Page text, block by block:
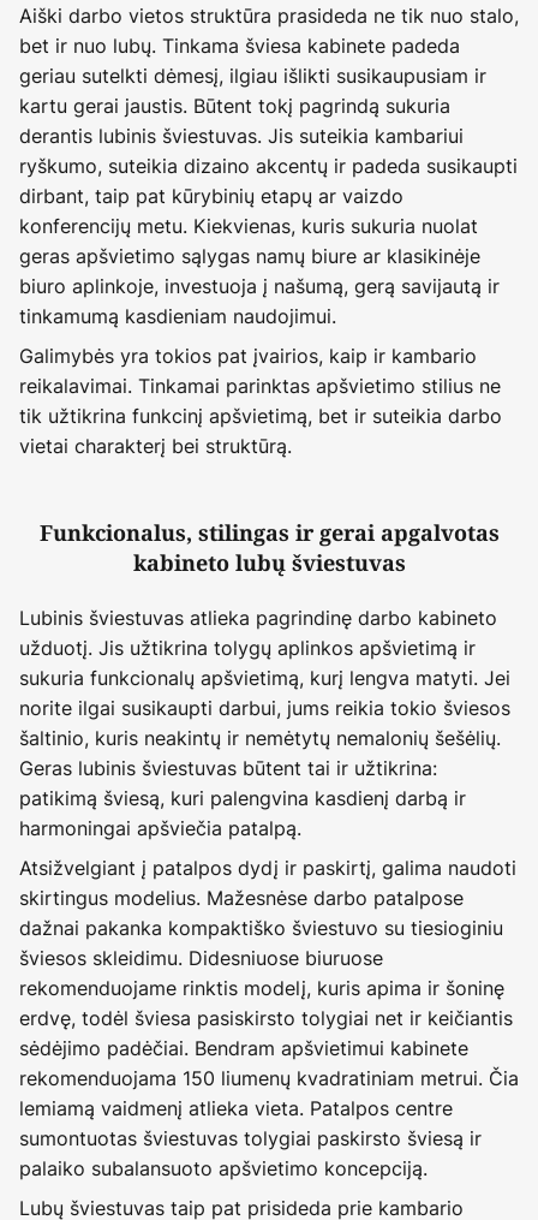
Aiški darbo vietos struktūra prasideda ne tik nuo stalo,
bet ir nuo lubų. Tinkama šviesa kabinete padeda
geriau sutelkti dėmesį, ilgiau išlikti susikaupusiam ir
kartu gerai jaustis. Būtent tokį pagrindą sukuria
derantis lubinis šviestuvas. Jis suteikia kambariui
ryškumo, suteikia dizaino akcentų ir padeda susikaupti
dirbant, taip pat kūrybinių etapų ar vaizdo
konferencijų metu. Kiekvienas, kuris sukuria nuolat
geras apšvietimo sąlygas namų biure ar klasikinėje
biuro aplinkoje, investuoja į našumą, gerą savijautą ir
tinkamumą kasdieniam naudojimui.
Galimybės yra tokios pat įvairios, kaip ir kambario
reikalavimai. Tinkamai parinktas apšvietimo stilius ne
tik užtikrina funkcinį apšvietimą, bet ir suteikia darbo
vietai charakterį bei struktūrą.
Funkcionalus, stilingas ir gerai apgalvotas
kabineto lubų šviestuvas
Lubinis šviestuvas atlieka pagrindinę darbo kabineto
užduotį. Jis užtikrina tolygų aplinkos apšvietimą ir
sukuria funkcionalų apšvietimą, kurį lengva matyti. Jei
norite ilgai susikaupti darbui, jums reikia tokio šviesos
šaltinio, kuris neakintų ir nemėtytų nemalonių šešėlių.
Geras lubinis šviestuvas būtent tai ir užtikrina:
patikimą šviesą, kuri palengvina kasdienį darbą ir
harmoningai apšviečia patalpą.
Atsižvelgiant į patalpos dydį ir paskirtį, galima naudoti
skirtingus modelius. Mažesnėse darbo patalpose
dažnai pakanka kompaktiško šviestuvo su tiesioginiu
šviesos skleidimu. Didesniuose biuruose
rekomenduojame rinktis modelį, kuris apima ir šoninę
erdvę, todėl šviesa pasiskirsto tolygiai net ir keičiantis
sėdėjimo padėčiai. Bendram apšvietimui kabinete
rekomenduojama 150 liumenų kvadratiniam metrui. Čia
lemiamą vaidmenį atlieka vieta. Patalpos centre
sumontuotas šviestuvas tolygiai paskirsto šviesą ir
palaiko subalansuoto apšvietimo koncepciją.
Lubų šviestuvas taip pat prisideda prie kambario